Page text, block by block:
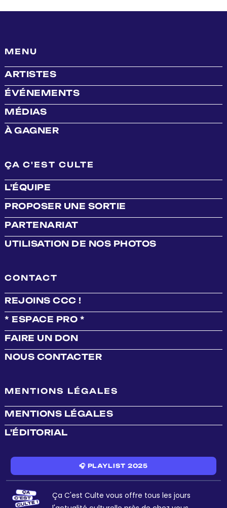
MENU
ARTISTES
ÉVÉNEMENTS
MÉDIAS
À GAGNER
ÇA C'EST CULTE
L'ÉQUIPE
PROPOSER UNE SORTIE
PARTENARIAT
UTILISATION DE NOS PHOTOS
CONTACT
REJOINS CCC !
* ESPACE PRO *
FAIRE UN DON
NOUS CONTACTER
MENTIONS LÉGALES
MENTIONS LÉGALES
L'ÉDITORIAL
🎧 PLAYLIST 2025
Ça C'est Culte vous offre tous les jours